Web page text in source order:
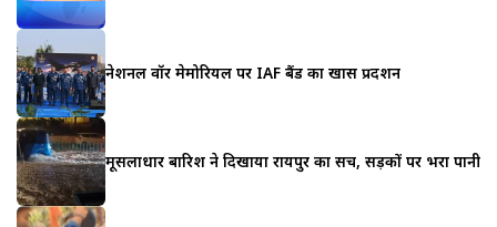
नेशनल वॉर मेमोरियल पर IAF बैंड का खास प्रदर्शन
मूसलाधार बारिश ने दिखाया रायपुर का सच, सड़कों पर भरा पानी